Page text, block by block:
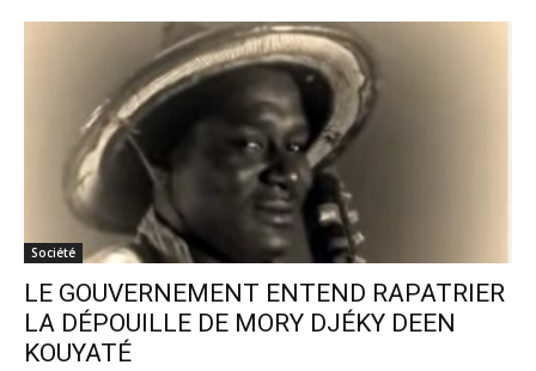
Société
LE GOUVERNEMENT ENTEND RAPATRIER
LA DÉPOUILLE DE MORY DJÉKY DEEN
KOUYATÉ